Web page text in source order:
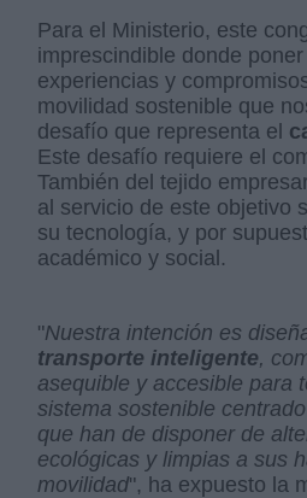
Para el Ministerio, este
imprescindible donde
experiencias y
movilidad sostenible que
desafío que representa el
Este desafío requiere el
También del tejido
al servicio de este objetivo
su tecnología, y por
académico y social.
"Nuestra intención es
transporte inteligente,
asequible y accesible para
sistema sostenible
que han de disponer de
ecológicas y limpias a sus
movilidad", ha expuesto la